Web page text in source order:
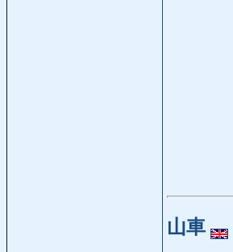
山車